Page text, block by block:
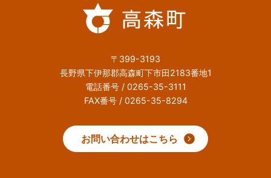
〒399-3193
長野県下伊那郡高森町下市田2183番地1
電話番号 / 0265-35-3111
FAX番号 / 0265-35-8294
お問い合わせはこちら